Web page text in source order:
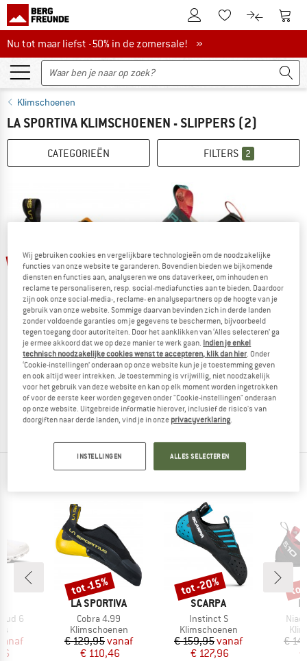
De klantenaccount
Naar deNaar de
Nu tot maar liefst -50% in de zomersale!
Nu tot maar liefst -50% in de zomersale! »
Klimschoenen
LA SPORTIVA KLIMSCHOENEN - SLIPPERS (2)
CATEGORIEËN FILTERS 2
tot -15%
LA SPORTIVA
Cobra
Klimschoenen
€ 99,95vanaf € 84,96
4,5(147)
tot -15%
LA SPORTIVA
Mantra
Klimschoenen
€ 144,95vanaf € 123,21
4,2
6
prijs
MERK
LA SPORTIVA
Artikel
Cobra 4.99
Productgroep
Klimschoenen
Prijs
€ 129,95Verlaagde prijs
vanaf
€ 110,46
Korting
tot -15%
MERK
SCARPA
Artikel
Instinct S
Productgroep
Klimschoenen
Prijs
€ 159,95Verlaagde prijs
vanaf
€ 127,96
Korting
tot -20%
€
tot
Wij gebruiken cookies en vergelijkbare technologieën om de noodzakelijke
functies van onze website te garanderen. Bovendien bieden we bijkomende
diensten en functies aan, analyseren we ons dataverkeer, om inhouden en
reclame te personaliseren, resp. social-mediafuncties aan te bieden. Daardoor
zijn ook onze social-media-, reclame- en analysepartners op de hoogte van je
gebruik van onze website. Sommige daarvan bevinden zich in derde landen
zonder voldoende garanties om je gegevens te beschermen, bijvoorbeeld
tegen toegang door autoriteiten. Door het aanklikken van ‘Alles selecteren’ ga
je ermee akkoord dat we op deze manier te werk gaan. Indien je enkel
technisch noodzakelijke cookies wenst te accepteren, klik dan hier . Onder
‘Cookie-instellingen’ onderaan op onze website kun je je toestemming geven
en ook altijd weer intrekken. Je toestemming is vrijwillig, niet noodzakelijk
voor het gebruik van deze website en kan op elk moment worden ingetrokken
of voor de eerste keer worden gegeven onder "Cookie-instellingen" onderaan
op onze website. Uitgebreide informatie hierover, inclusief de risico's van
doorgiften naar derde landen, vind je in onze privacyverklaring
INSTELLINGEN ALLES SELECTEREN